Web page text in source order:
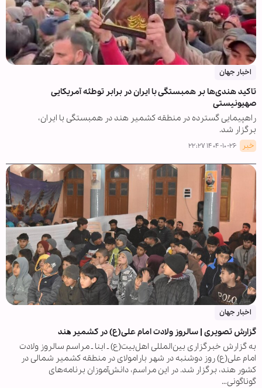
اخبار جهان
تاکید هندی‌ها بر همبستگی با ایران در برابر توطئه آمریکایی
صهیونیستی
راهپیمایی گسترده در منطقه کشمیر هند در همبستگی با ایران،
برگزار شد.
خبر ۱۴۰۴-۱۰-۲۶ ۲۲:۲۷
اخبار جهان
گزارش تصویری | سالروز ولادت امام علی(ع) در کشمیر ھند
به گزارش خبرگزاری بین‌المللی اهل‌بیت(ع) ـ ابنا ـ مراسم سالروز ولادت
امام علی(ع) روز دوشنبه در شهر بارامولای در منطقه کشمیر شمالی در
کشور هند، برگزار شد. در این مراسم، دانش‌آموزان برنامه‌های
گوناگونی…